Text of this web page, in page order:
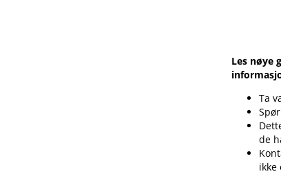
Les nøye
Ta
de
ikke